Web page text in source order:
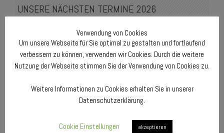
UNSERE NÄCHSTEN TERMINE 2026
Jahreshauptversammlungim Probenlokal Hotel „Zum Casino“
Maaßen, Bedburg-Königshoven
Freitag, 18. September 2026 – 20:00 Uhr:
FOLGEN SIE UNS AUF FACEBOOK
Verwendung von Cookies
Um unsere Webseite für Sie optimal zu gestalten und fortlaufend
verbessern zu können, verwenden wir Cookies. Durch die weitere
Nutzung der Webseite stimmen Sie der Verwendung von Cookies zu.
Weitere Informationen zu Cookies erhalten Sie in unserer
Datenschutzerklärung.
Cookie Einstellungen akzeptieren